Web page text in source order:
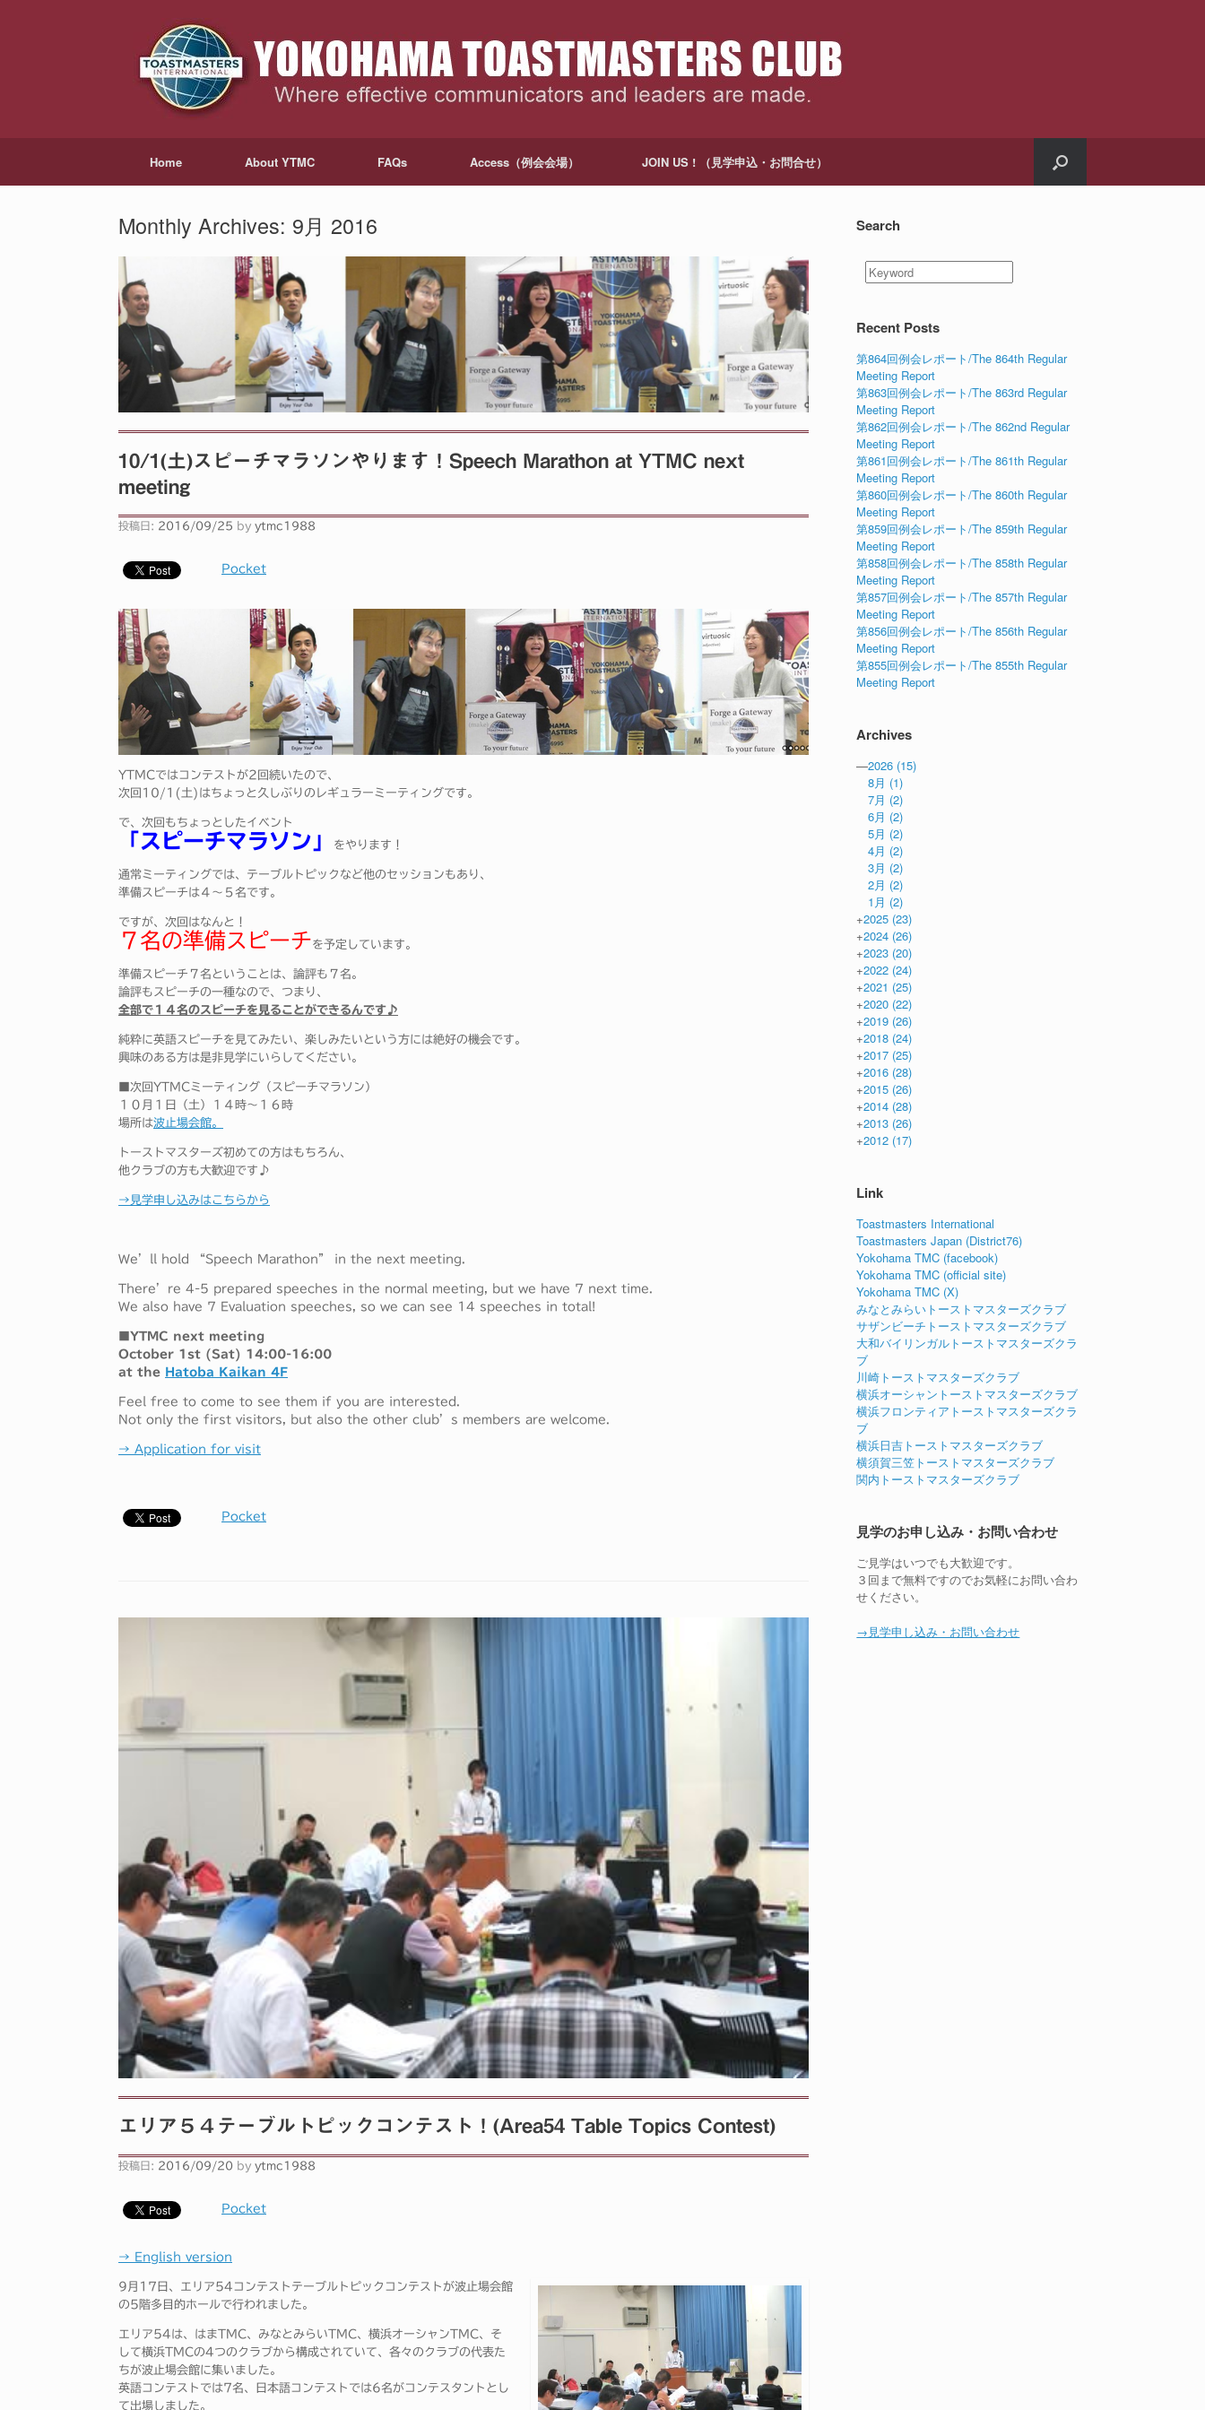
Home About YTMC FAQs Access（例会会場） JOIN US ! （見学申込・お問合せ）
Monthly Archives: 9月 2016
10/1(土)スピーチマラソンやります！Speech Marathon at YTMC next
meeting
投稿日: 2016/09/25 by ytmc1988
Pocket
YTMCではコンテストが2回続いたので、
次回10/1(土)はちょっと久しぶりのレギュラーミーティングです。
で、次回もちょっとしたイベント
「スピーチマラソン」 をやります！
通常ミーティングでは、テーブルトピックなど他のセッションもあり、
準備スピーチは４～５名です。
ですが、次回はなんと！
７名の準備スピーチを予定しています。
準備スピーチ７名ということは、論評も７名。
論評もスピーチの一種なので、つまり、
全部で１４名のスピーチを見ることができるんです♪
純粋に英語スピーチを見てみたい、楽しみたいという方には絶好の機会です。
興味のある方は是非見学にいらしてください。
■次回YTMCミーティング（スピーチマラソン）
１０月１日（土）１４時～１６時
場所は波止場会館。
トーストマスターズ初めての方はもちろん、
他クラブの方も大歓迎です♪
→見学申し込みはこちらから
We’ll hold “Speech Marathon” in the next meeting.
There’re 4-5 prepared speeches in the normal meeting, but we have 7 next time.
We also have 7 Evaluation speeches, so we can see 14 speeches in total!
■YTMC next meeting
October 1st (Sat) 14:00-16:00
at the
Hatoba Kaikan 4F
Feel free to come to see them if you are interested.
Not only the first visitors, but also the other club’s members are welcome.
→ Application for visit
Pocket
エリア５４テーブルトピックコンテスト！(Area54 Table Topics Contest)
投稿日: 2016/09/20 by ytmc1988
Pocket
→ English version
9月17日、エリア54コンテストテーブルトピックコンテストが波止場会館
の5階多目的ホールで行われました。
エリア54は、はまTMC、みなとみらいTMC、横浜オーシャンTMC、そ
して横浜TMCの4つのクラブから構成されていて、各々のクラブの代表た
ちが波止場会館に集いました。
英語コンテストでは7名、日本語コンテストでは6名がコンテスタントとし
て出場しました。
Search
Recent Posts
第864回例会レポート/The 864th Regular
Meeting Report
第863回例会レポート/The 863rd Regular
Meeting Report
第862回例会レポート/The 862nd Regular
Meeting Report
第861回例会レポート/The 861th Regular
Meeting Report
第860回例会レポート/The 860th Regular
Meeting Report
第859回例会レポート/The 859th Regular
Meeting Report
第858回例会レポート/The 858th Regular
Meeting Report
第857回例会レポート/The 857th Regular
Meeting Report
第856回例会レポート/The 856th Regular
Meeting Report
第855回例会レポート/The 855th Regular
Meeting Report
Archives
—2026 (15)
8月 (1)
7月 (2)
6月 (2)
5月 (2)
4月 (2)
3月 (2)
2月 (2)
1月 (2)
+2025 (23)
+2024 (26)
+2023 (20)
+2022 (24)
+2021 (25)
+2020 (22)
+2019 (26)
+2018 (24)
+2017 (25)
+2016 (28)
+2015 (26)
+2014 (28)
+2013 (26)
+2012 (17)
Link
Toastmasters International
Toastmasters Japan (District76)
Yokohama TMC (facebook)
Yokohama TMC (official site)
Yokohama TMC (X)
みなとみらいトーストマスターズクラブ
サザンビーチトーストマスターズクラブ
大和バイリンガルトーストマスターズクラ
ブ
川崎トーストマスターズクラブ
横浜オーシャントーストマスターズクラブ
横浜フロンティアトーストマスターズクラ
ブ
横浜日吉トーストマスターズクラブ
横須賀三笠トーストマスターズクラブ
関内トーストマスターズクラブ
見学のお申し込み・お問い合わせ
ご見学はいつでも大歓迎です。
３回まで無料ですのでお気軽にお問い合わ
せください。
→見学申し込み・お問い合わせ